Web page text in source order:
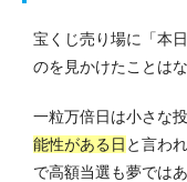
宝くじ売り場に「本
のを見かけたことは
一粒万倍日は小さな
能性がある日 と言わ
で高額当選も夢では